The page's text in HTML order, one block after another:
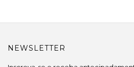
NEWSLETTER